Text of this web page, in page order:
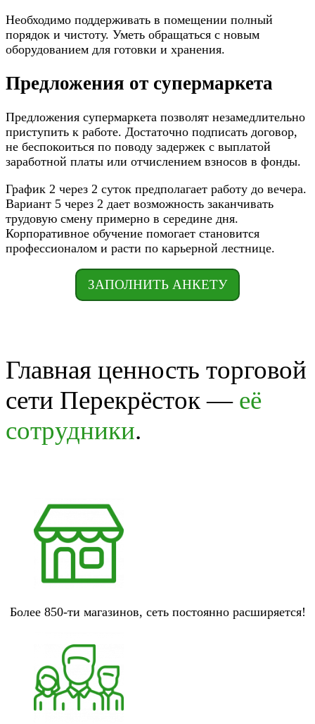
Необходимо поддерживать в помещении полный
порядок и чистоту. Уметь обращаться с новым
оборудованием для готовки и хранения.
Предложения от супермаркета
Предложения супермаркета позволят незамедлительно
приступить к работе. Достаточно подписать договор,
не беспокоиться по поводу задержек с выплатой
заработной платы или отчислением взносов в фонды.
График 2 через 2 суток предполагает работу до вечера.
Вариант 5 через 2 дает возможность заканчивать
трудовую смену примерно в середине дня.
Корпоративное обучение помогает становится
профессионалом и расти по карьерной лестнице.
ЗАПОЛНИТЬ АНКЕТУ
Главная ценность торговой
сети Перекрёсток — её
сотрудники.
Более 850-ти магазинов, сеть постоянно расширяется!